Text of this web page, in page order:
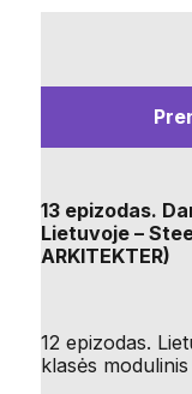
13 epizodas.
Lietuvoje –
ARKITEKTER)
12 epizodas.
klasės